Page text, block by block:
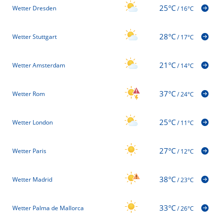
Wetter Dresden 25°C/16°C
Wetter Stuttgart 28°C/17°C
Wetter Amsterdam 21°C/14°C
Wetter Rom 37°C/24°C
Wetter London 25°C/11°C
Wetter Paris 27°C/12°C
Wetter Madrid 38°C/23°C
Wetter Palma de Mallorca 33°C/26°C